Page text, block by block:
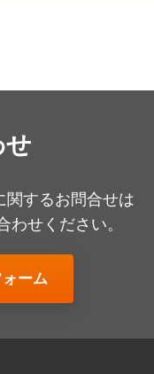
せ
関するお問合せは
わせください。
ーム